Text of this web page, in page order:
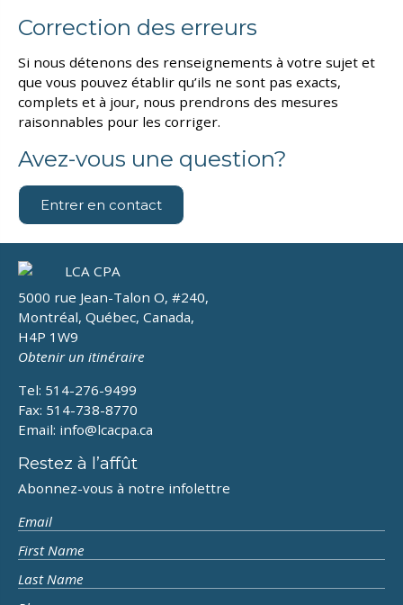
Correction des erreurs
Si nous détenons des renseignements à votre sujet et
que vous pouvez établir qu’ils ne sont pas exacts,
complets et à jour, nous prendrons des mesures
raisonnables pour les corriger.
Avez-vous une question?
Entrer en contact
5000 rue Jean-Talon O, #240,
Montréal, Québec, Canada,
H4P 1W9
Obtenir un itinéraire
Tel: 514-276-9499
Fax: 514-738-8770
Email: info@lcacpa.ca
Restez à l’affût
Abonnez-vous à notre infolettre